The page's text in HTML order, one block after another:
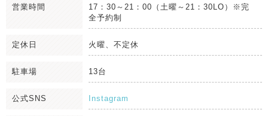
営業時間
17：30～21：00（土曜～21：30LO）※完
全予約制
定休日 火曜、不定休
駐車場 13台
公式SNS Instagram